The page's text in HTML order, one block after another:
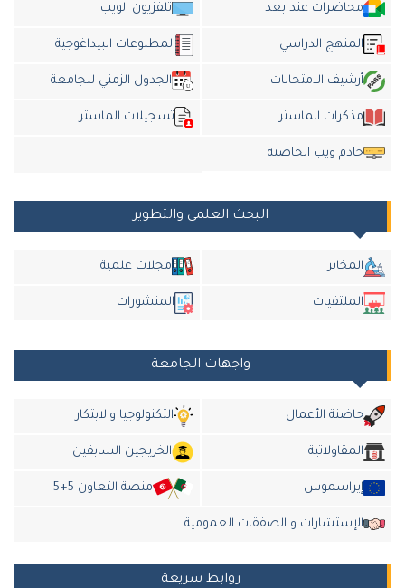
محاضرات عند بعد تلفزيون الويب
المنهج الدراسي المطبوعات البيداغوجية
أرشيف الامتحانات الجدول الزمني للجامعة
مذكرات الماستر تسجيلات الماستر
خادم ويب الحاضنة
البحث العلمي والتطوير
المخابر مجلات علمية
الملتقيات المنشورات
واجهات الجامعة
حاضنة الأعمال التكنولوجيا والابتكار
المقاولاتية الخريجين السابقين
إيراسموس منصة التعاون 5+5
الإستشارات و الصفقات العمومية
روابط سريعة